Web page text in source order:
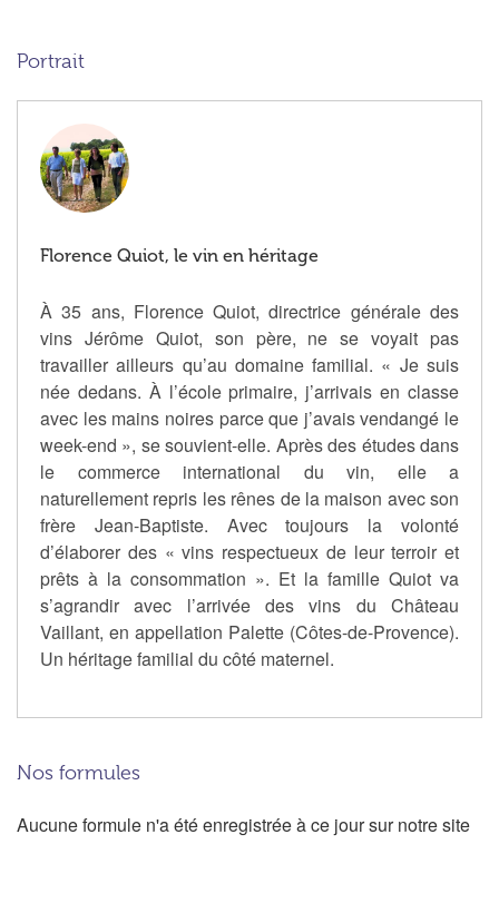
Portrait
Florence Quiot, le vin en héritage
À 35 ans, Florence Quiot, directrice générale des
vins Jérôme Quiot, son père, ne se voyait pas
travailler ailleurs qu’au domaine familial. « Je suis
née dedans. À l’école primaire, j’arrivais en classe
avec les mains noires parce que j’avais vendangé le
week-end », se souvient-elle. Après des études dans
le commerce international du vin, elle a
naturellement repris les rênes de la maison avec son
frère Jean-Baptiste. Avec toujours la volonté
d’élaborer des « vins respectueux de leur terroir et
prêts à la consommation ». Et la famille Quiot va
s’agrandir avec l’arrivée des vins du Château
Vaillant, en appellation Palette (Côtes-de-Provence).
Un héritage familial du côté maternel.
Nos formules
Aucune formule n'a été enregistrée à ce jour sur notre site